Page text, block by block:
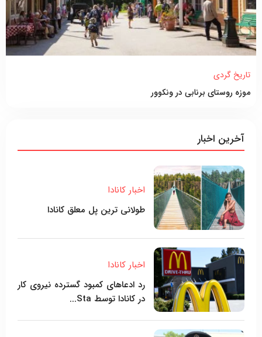
تاریخ گردی
موزه روستای برنابی در ونکوور
آخرین اخبار
اخبار کانادا
طولانی ترین پل معلق کانادا
اخبار کانادا
رد ادعاهای کمبود گسترده نیروی کار
در کانادا توسط Sta...